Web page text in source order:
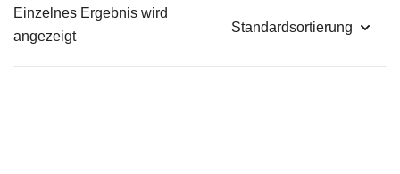
Einzelnes Ergebnis wird
angezeigt